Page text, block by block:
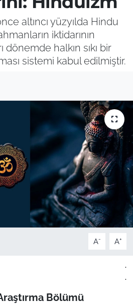
altıncı yüzyılda Hindu
iktidarının
halkın sıkı bir
sistemi kabul edilmiştir.
A- A+
.
.
Bölümü